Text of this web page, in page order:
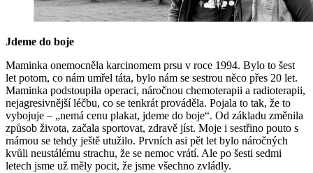
Jdeme do boje
Maminka onemocněla karcinomem prsu v roce 1994. Bylo to šest
let potom, co nám umřel táta, bylo nám se sestrou něco přes 20 let.
Maminka podstoupila operaci, náročnou chemoterapii a radioterapii,
nejagresivnější léčbu, co se tenkrát prováděla. Pojala to tak, že to
vybojuje – „nemá cenu plakat, jdeme do boje“. Od základu změnila
způsob života, začala sportovat, zdravě jíst. Moje i sestřino pouto s
mámou se tehdy ještě utužilo. Prvních asi pět let bylo náročných
kvůli neustálému strachu, že se nemoc vrátí. Ale po šesti sedmi
letech jsme už měly pocit, že jsme všechno zvládly.